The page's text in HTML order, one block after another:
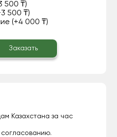
500 ₸)
500 ₸)
(+4 000 ₸)
Заказать
Казахстана за час